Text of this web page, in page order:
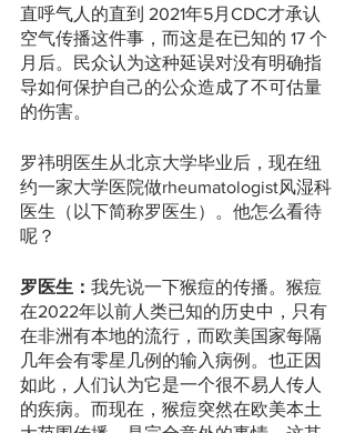
直呼气人的直到 2021年5月CDC才承认
空气传播这件事，而这是在已知的 17 个
月后。民众认为这种延误对没有明确指
导如何保护自己的公众造成了不可估量
的伤害。
罗祎明医生从北京大学毕业后，现在纽
约一家大学医院做rheumatologist风湿科
医生（以下简称罗医生）。他怎么看待
呢？
罗医生： 我先说一下猴痘的传播。猴痘
在2022年以前人类已知的历史中，只有
在非洲有本地的流行，而欧美国家每隔
几年会有零星几例的输入病例。也正因
如此，人们认为它是一个很不易人传人
的疾病。而现在，猴痘突然在欧美本土